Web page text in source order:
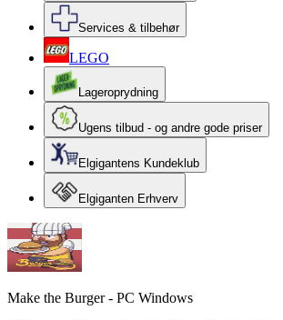
Services & tilbehør
LEGO
Lageroprydning
Ugens tilbud - og andre gode priser
Elgigantens Kundeklub
Elgiganten Erhverv
Make the Burger - PC Windows